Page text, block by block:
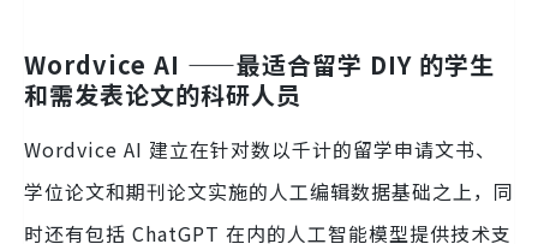
Wordvice AI ——最适合留学 DIY 的学生
和需发表论文的科研人员
Wordvice AI 建立在针对数以千计的留学申请文书、
学位论文和期刊论文实施的人工编辑数据基础之上，同
时还有包括 ChatGPT 在内的人工智能模型提供技术支